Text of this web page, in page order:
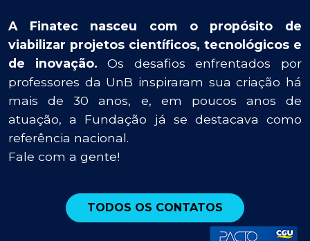
A Finatec nasceu com o propósito de
viabilizar projetos científicos, tecnológicos e
de inovação. Os desafios enfrentados por
professores da UnB inspiraram sua criação há
mais de 30 anos, e, em poucos anos de
atuação, a Fundação já se destacava como
referência nacional.
Fale com a gente!
TODOS OS CONTATOS